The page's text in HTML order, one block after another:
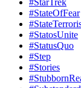
#StarTrek
#StateOfFear
#StatosUnite
#StatusQuo
#Step
#Stories